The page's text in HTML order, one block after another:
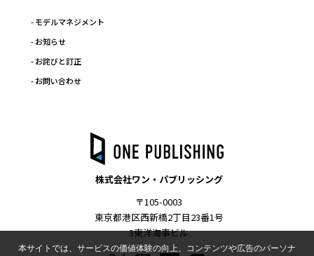
- モデルマネジメント
- お知らせ
- お詫びと訂正
- お問い合わせ
株式会社ワン・パブリッシング
〒105-0003
東京都港区西新橋2丁目23番1号
3東洋海事ビル
本サイトでは、サービスの価値体験の向上、コンテンツや広告のパーソナ